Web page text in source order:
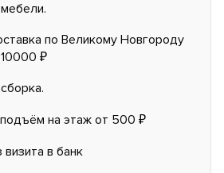
по Великому Новгороду
₽
на этаж от 500 ₽
в банк